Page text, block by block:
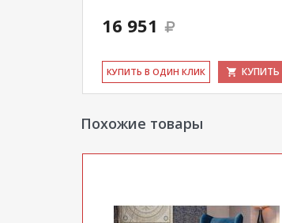
16 951
КУ­ПИТЬ В ОДИН КЛИК КУПИТЬ
Похожие товары